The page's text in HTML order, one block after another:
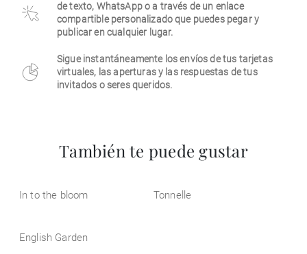
de texto, WhatsApp o a través de un enlace
compartible personalizado que puedes pegar y
publicar en cualquier lugar.
Sigue instantáneamente los envíos de tus tarjetas
virtuales, las aperturas y las respuestas de tus
invitados o seres queridos.
También te puede gustar
In to the bloom Tonnelle
English Garden